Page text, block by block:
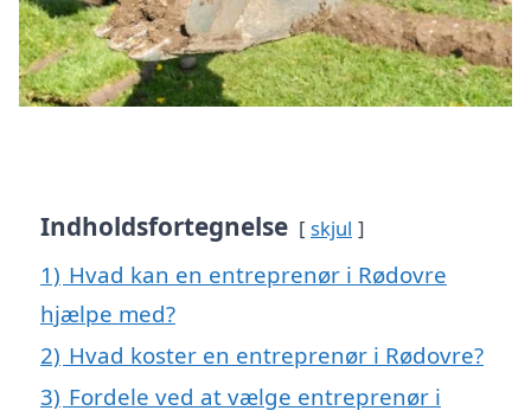
Indholdsfortegnelse skjul
1) Hvad kan en entreprenør i Rødovre
hjælpe med?
2) Hvad koster en entreprenør i Rødovre?
3) Fordele ved at vælge entreprenør i